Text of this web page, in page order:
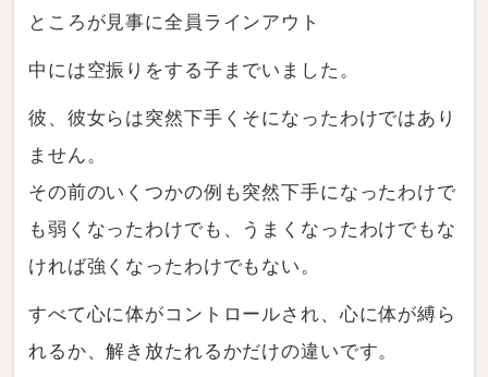
ところが見事に全員ラインアウト
中には空振りをする子までいました。
彼、彼女らは突然下手くそになったわけではあり
ません。
その前のいくつかの例も突然下手になったわけで
も弱くなったわけでも、うまくなったわけでもな
ければ強くなったわけでもない。
すべて心に体がコントロールされ、心に体が縛ら
れるか、解き放たれるかだけの違いです。